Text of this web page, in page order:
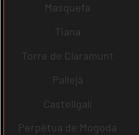
Masquefa
Tiana
Torre de Claramunt
Pallejà
Castellgalí
Perpètua de Mogoda